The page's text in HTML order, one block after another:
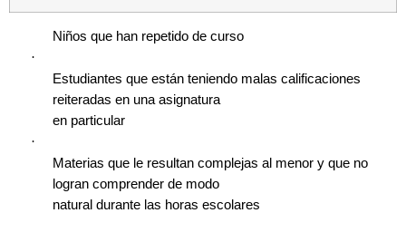
Niños que han repetido de curso
·
Estudiantes que están teniendo malas calificaciones
reiteradas en una asignatura
en particular
·
Materias que le resultan complejas al menor y que no
logran comprender de modo
natural durante las horas escolares